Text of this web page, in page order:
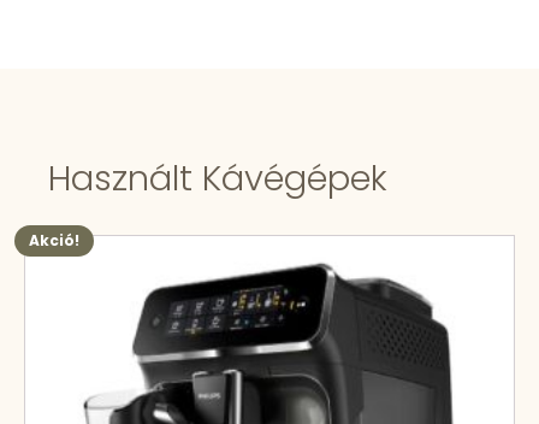
Használt Kávégépek
Akció!